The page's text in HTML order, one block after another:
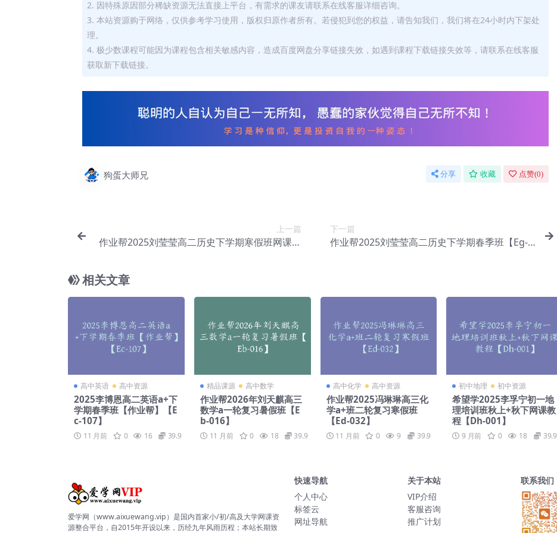
2. 因特殊原因部分稀缺资源无法直接上平台，有需求的课友请联系在线客服详细咨询。
3. 本站资源购于网络，仅供参考学习使用，版权归原作者所有。若侵犯到您的权益，请告知我们，我们将在24小时内下架处
理。
4. 极少数课程可能因为课程包含相关敏感内容，造成百度网盘分享链接失效，如遇到课程下载链接失效等，请联系在线客服
获取新下载链接。
狗蛋大师兄 分享 收藏 点赞(0)
上一篇
作业帮2025刘莹莹高二历史下学期寒假班网课教
下一篇
作业帮2025刘莹莹高二历史下学期春季班【Eg-0
相关文章
高中英语 高中资源
2025李博恩高二英语a+下
学期春季班【作业帮】【E
c-107】
11 月前 0 16 39.9
精品课源 高中数学
作业帮2026年刘天麒高三
数学a一轮复习暑假班【E
b-016】
11 月前 0 18 39.9
高中化学 高中资源
作业帮2025冯琳琳高三化
学a+班二轮复习寒假班
【Ed-032】
11 月前 0 9 39.9
初中地理 初中资源
希望学2025李孚宁初一地
理培训班秋上+秋下网课教
程【Dh-001】
9 月前 0 18 39.9
爱学网（www.aixuewang.vip）是国内首家小/初/高及大学网课资
源整合平台，自2015年开设以来，历经九年风雨历程；本站长期致
快速导航
个人中心
标签云
网址导航
关于本站
VIP介绍
客服咨询
推广计划
联系我们